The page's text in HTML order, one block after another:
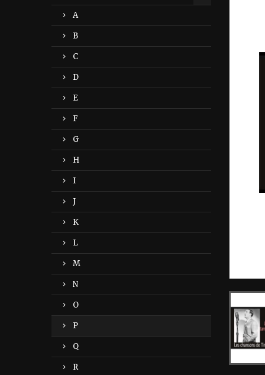
A
B
C
D
E
F
G
H
I
J
K
L
M
N
O
P
Q
R